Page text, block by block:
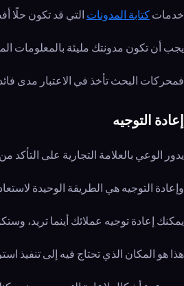
خدمات كتابة المدونات التي قد تكون حلًا
يجب أن تكون مدونتك مليئة بالمعلومات
فمحركات البحث تأخذ في الاعتبار مدى
إعادة التوجيه
يدور الوعي بالعلامة التجارية على
وإعادة التوجيه هي الطريقة الوحيدة
يمكنك إعادة توجيه عملائك أينما تريد،
هذا هو المكان الذي تحتاج فيه إلى تنفيذ